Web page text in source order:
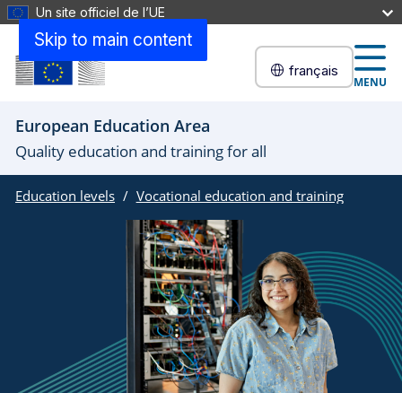
Skip to main content
Un site officiel de l’UE
français
MENU
European Education Area
Quality education and training for all
Education levels Vocational education and training